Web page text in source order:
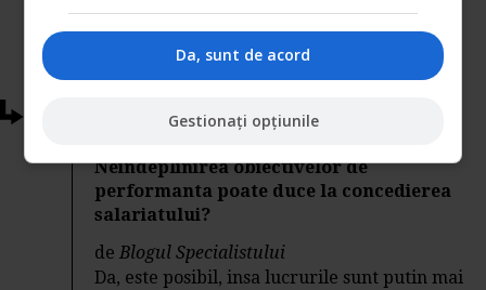
Articole conexe
Neindeplinirea obiectivelor de
performanta poate duce la concedierea
salariatului?
deBlogul Specialistului
Da, este posibil, insa lucrurile sunt putin mai
Da, sunt de acord
Gestionați opțiunile